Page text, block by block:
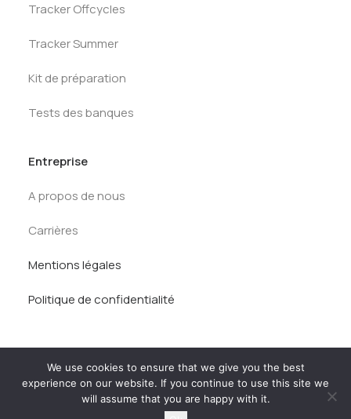
Tracker Offcycles
Tracker Summer
Kit de préparation
Tests des banques
Entreprise
A propos de nous
Carrières
Mentions légales
Politique de confidentialité
© AlumnEye 2026. Tous droits réservés.
We use cookies to ensure that we give you the best
experience on our website. If you continue to use this site we
will assume that you are happy with it.